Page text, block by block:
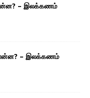
– இலக்கணம்
– இலக்கணம்